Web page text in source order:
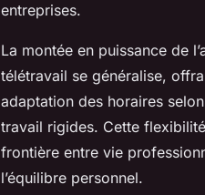
entreprises.
La montée en puissance de
télétravail se généralise,
adaptation des horaires
travail rigides. Cette
frontière entre vie
l’équilibre personnel.